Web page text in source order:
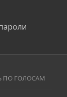
ПО ГОЛОСАМ